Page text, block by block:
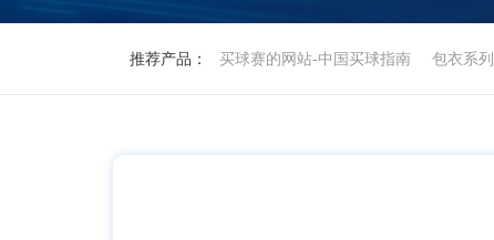
推荐产品： 买球赛的网站-中国买球指南 包衣系列